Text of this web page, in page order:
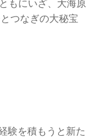
もにいざ、大海原
つなぎの大秘宝
験を積もうと新た